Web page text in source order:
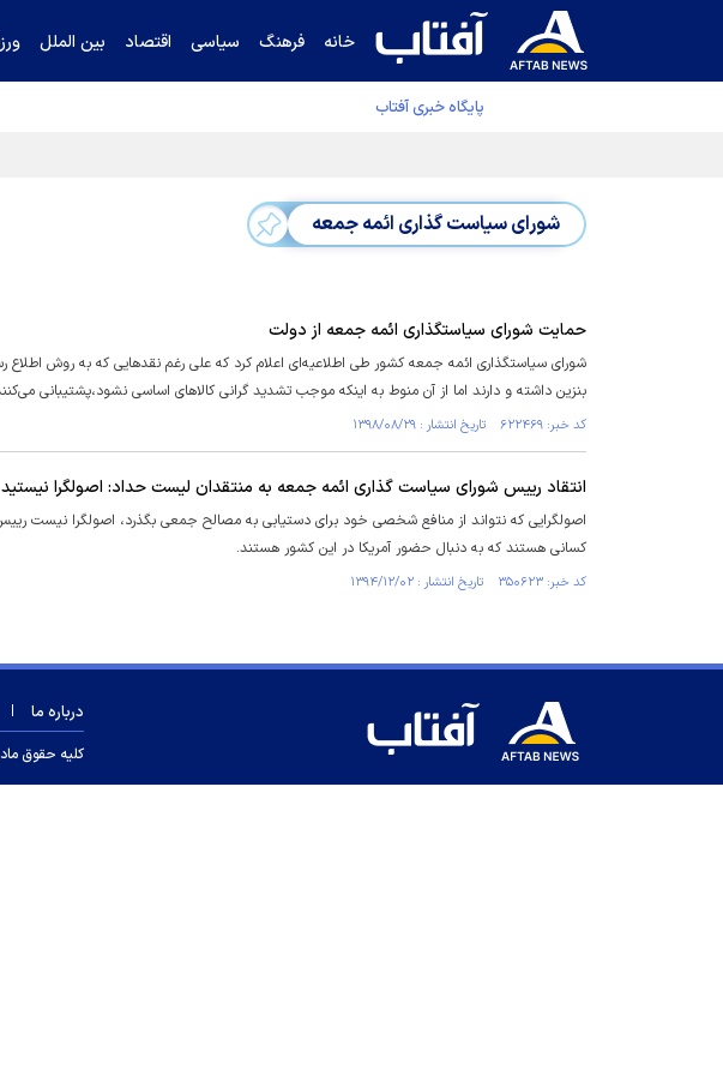
خانه فرهنگ سیاسی اقتصاد بین الملل
پایگاه خبری آفتاب
شورای سیاست گذاری ائمه جمعه
حمایت شورای سیاستگذاری ائمه جمعه از دولت
شورای سیاستگذاری ائمه جمعه کشور طی اطلاعیه‌ای اعلام کرد که علی رغم نقدهایی که به روش
بنزین داشته و دارند اما از آن منوط به اینکه موجب تشدید گرانی کالاهای اساسی نشود،پشتیبانی
کد خبر: ۶۲۲۴۶۹ تاریخ انتشار : ۱۳۹۸/۰۸/۲۹
انتقاد رییس شورای سیاست گذاری ائمه جمعه به منتقدان لیست حداد: اصولگرا نیستید
اصولگرایی که نتواند از منافع شخصی خود برای دستیابی به مصالح جمعی بگذرد، اصولگرا نیست
کسانی هستند که به دنبال حضور آمریکا در این کشور هستند.
کد خبر: ۳۵۰۶۲۳ تاریخ انتشار : ۱۳۹۴/۱۲/۰۲
درباره ما
کلیه حقوق